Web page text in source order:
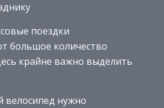
поездки
большое количество
крайне важно выделить
велосипед нужно